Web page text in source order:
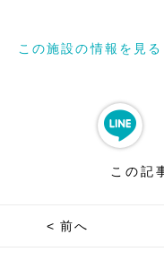
この施設の情報を見る
この記
< 前へ